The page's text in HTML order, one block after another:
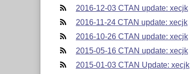
2016-12-03 CTAN update: xecjk
2016-11-24 CTAN update: xecjk
2016-10-26 CTAN update: xecjk
2015-05-16 CTAN update: xecjk
2015-01-03 CTAN Update: xecjk